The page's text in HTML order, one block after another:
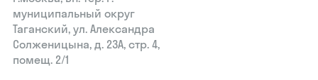
муниципальный округ
Таганский, ул. Александра
Солженицына, д. 23А, стр. 4,
помещ. 2/1